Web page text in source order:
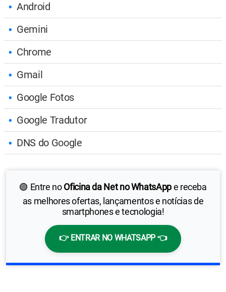
Android
Gemini
Chrome
Gmail
Google Fotos
Google Tradutor
DNS do Google
🟢 Entre noOficina da Net no WhatsAppe receba
as melhores ofertas, lançamentos e notícias de
smartphones e tecnologia!
👉 ENTRAR NO WHATSAPP 👈